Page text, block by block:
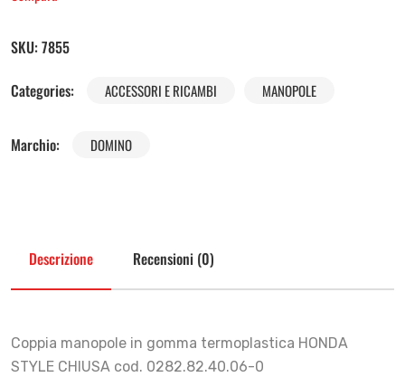
SKU: 7855
Categories:
ACCESSORI E RICAMBI MANOPOLE
Marchio: DOMINO
Descrizione Recensioni (0)
Coppia manopole in gomma termoplastica HONDA
STYLE CHIUSA cod. 0282.82.40.06-0